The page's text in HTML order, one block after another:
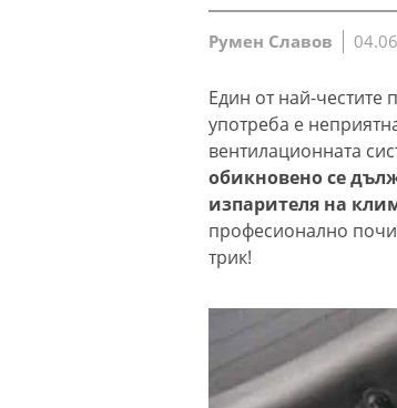
Румен Славов
Един от най-честите
употреба е
вентилационната
обикновено се
изпарителя на
професионално
трик!